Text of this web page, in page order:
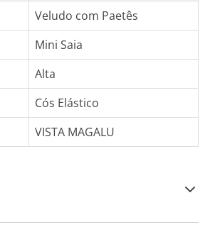
Veludo com Paetês
Mini Saia
Alta
Cós Elástico
VISTA MAGALU